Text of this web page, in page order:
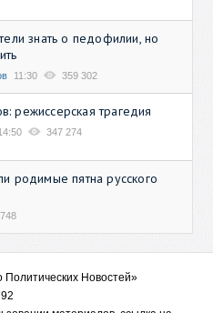
знать о педофилии, но
11:30 359 302
режиссерская трагедия
347 274
родимые пятна русского
Политических Новостей»